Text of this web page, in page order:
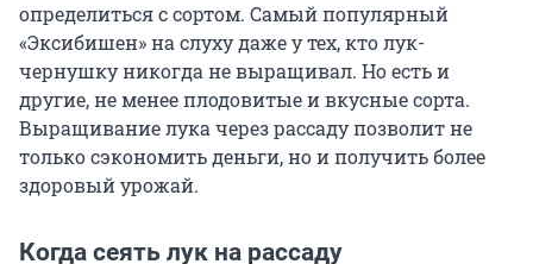
определиться с сортом. Самый популярный
«Эксибишен» на слуху даже у тех, кто лук-
чернушку никогда не выращивал. Но есть и
другие, не менее плодовитые и вкусные сорта.
Выращивание лука через рассаду позволит не
только сэкономить деньги, но и получить более
здоровый урожай.
Когда сеять лук на рассаду